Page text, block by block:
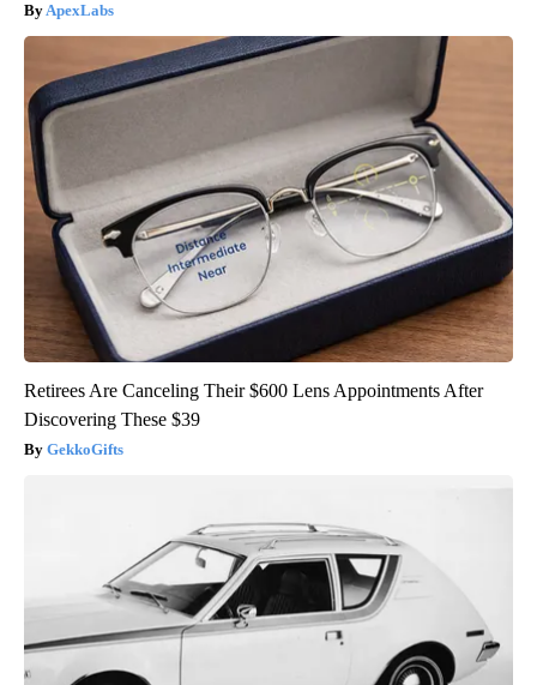
ApexLabs
Retirees Are Canceling Their $600 Lens Appointments After
Discovering These $39
GekkoGifts